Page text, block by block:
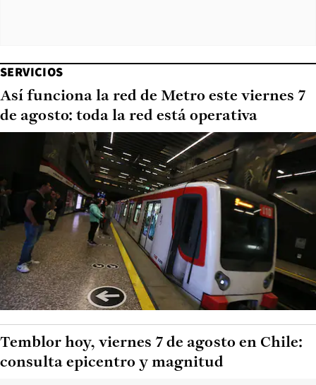
SERVICIOS
Así funciona la red de Metro este viernes 7
de agosto: toda la red está operativa
Temblor hoy, viernes 7 de agosto en Chile:
consulta epicentro y magnitud